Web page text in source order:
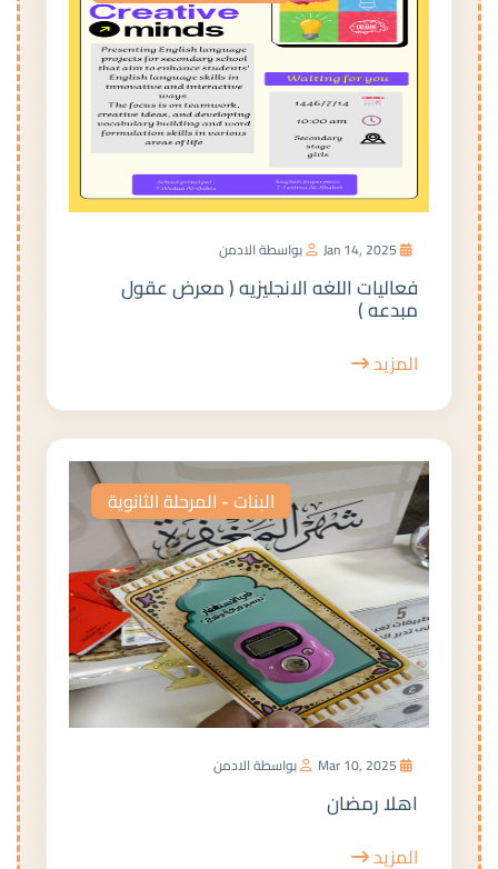
بواسطة الادمن
فعاليات اللغه الانجليزيه ( معرض عقول
مبدعه )
المزيد
البنات - المرحلة الثانوية
بواسطة الادمن
اهلا رمضان
المزيد